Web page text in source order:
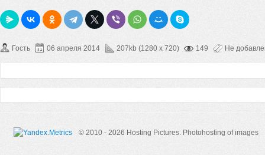
Гость 06 апреля 2014 207kb (1280 x 720) 149 Не
© 2010 - 2026 Hosting Pictures. Photohosting of images